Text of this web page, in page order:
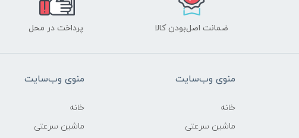
ضمانت اصل‌بودن کالا پرداخت در محل
منوی وب‌سایت
خانه
ماشین سرعتی
منوی وب‌سایت
خانه
ماشین سرعتی